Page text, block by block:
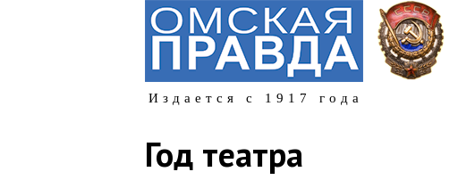
Издается с 1917 года
Год театра